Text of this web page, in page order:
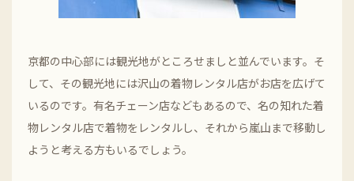
京都の中心部には観光地がところせましと並んでいます。そ
して、その観光地には沢山の着物レンタル店がお店を広げて
いるのです。有名チェーン店などもあるので、名の知れた着
物レンタル店で着物をレンタルし、それから嵐山まで移動し
ようと考える方もいるでしょう。